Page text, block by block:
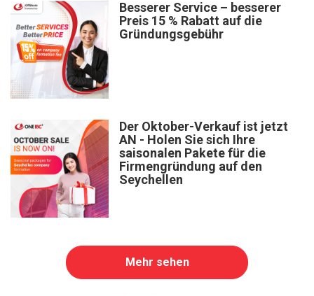
Besserer Service – besserer
Preis 15 % Rabatt auf die
Gründungsgebühr
Der Oktober-Verkauf ist jetzt
AN - Holen Sie sich Ihre
saisonalen Pakete für die
Firmengründung auf den
Seychellen
Mehr sehen